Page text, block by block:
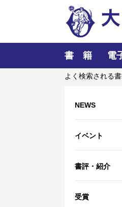
書 籍 電
よく検索される書
NEWS
イベント
書評・紹介
受賞